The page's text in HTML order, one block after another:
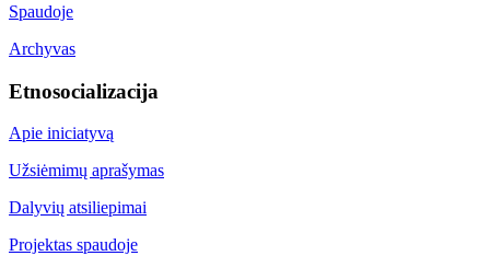
Spaudoje
Archyvas
Etnosocializacija
Apie iniciatyvą
Užsiėmimų aprašymas
Dalyvių atsiliepimai
Projektas spaudoje